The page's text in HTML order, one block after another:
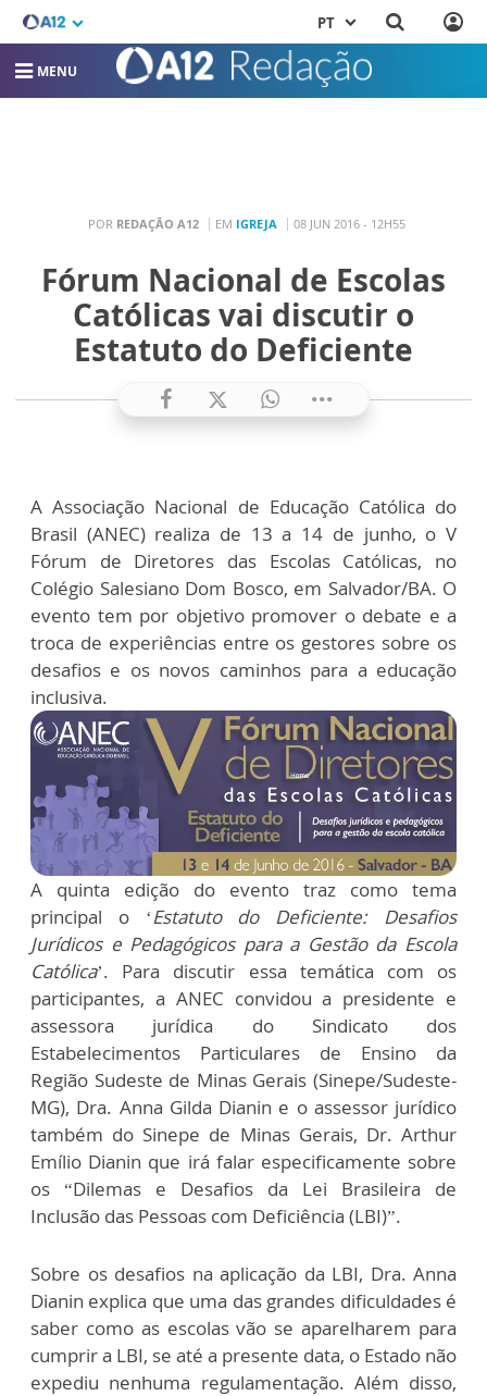
PT
MENU
POR REDAÇÃO A12 EM IGREJA 08 JUN 2016 - 12H55
Fórum Nacional de Escolas
Católicas vai discutir o
Estatuto do Deficiente
A Associação Nacional de Educação Católica do
Brasil (ANEC) realiza de 13 a 14 de junho, o V
Fórum de Diretores das Escolas Católicas, no
Colégio Salesiano Dom Bosco, em Salvador/BA. O
evento tem por objetivo promover o debate e a
troca de experiências entre os gestores sobre os
desafios e os novos caminhos para a educação
inclusiva.
A quinta edição do evento traz como tema
principal o ‘Estatuto do Deficiente: Desafios
Jurídicos e Pedagógicos para a Gestão da Escola
Católica’. Para discutir essa temática com os
participantes, a ANEC convidou a presidente e
assessora jurídica do Sindicato dos
Estabelecimentos Particulares de Ensino da
Região Sudeste de Minas Gerais (Sinepe/Sudeste-
MG), Dra. Anna Gilda Dianin e o assessor jurídico
também do Sinepe de Minas Gerais, Dr. Arthur
Emílio Dianin que irá falar especificamente sobre
os “Dilemas e Desafios da Lei Brasileira de
Inclusão das Pessoas com Deficiência (LBI)”.
Sobre os desafios na aplicação da LBI, Dra. Anna
Dianin explica que uma das grandes dificuldades é
saber como as escolas vão se aparelharem para
cumprir a LBI, se até a presente data, o Estado não
expediu nenhuma regulamentação. Além disso,